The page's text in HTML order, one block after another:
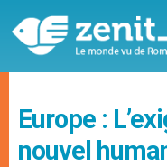
Europe :
nouvel